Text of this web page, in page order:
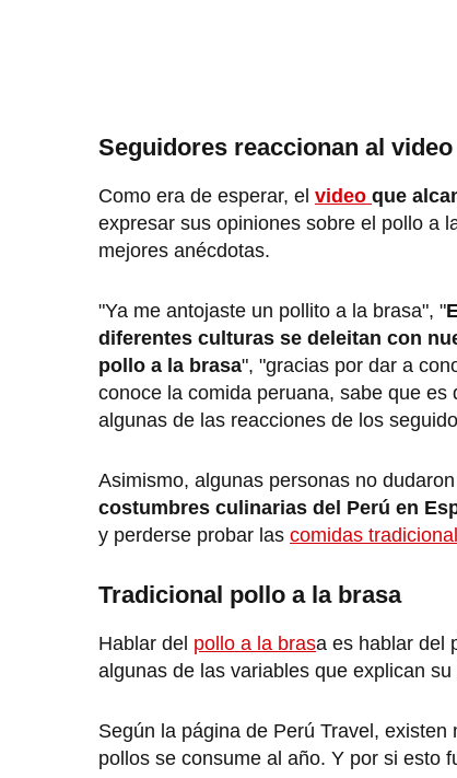
Seguidores reaccionan al
Como era de esperar, el video que
expresar sus opiniones sobre el pollo a
mejores anécdotas.
"Ya me antojaste un pollito a la brasa", "
diferentes culturas se deleitan con
pollo a la brasa", "gracias por dar a
conoce la comida peruana, sabe que
algunas de las reacciones de los
Asimismo, algunas personas no
costumbres culinarias del Perú en
y perderse probar las comidas
Tradicional pollo a la brasa
Hablar del pollo a la brasa es hablar del
algunas de las variables que explican
Según la página de Perú Travel,
pollos se consume al año. Y por si esto